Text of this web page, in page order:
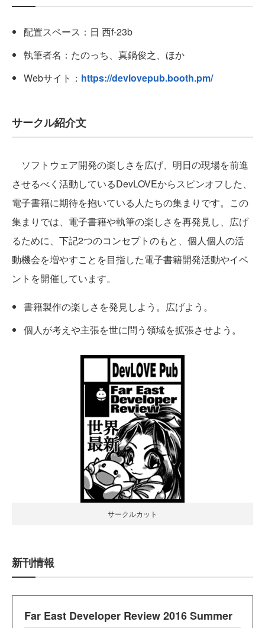
配置スペース：日 西f-23b
執筆者名：たのっち、真鍋俊之、ほか
Webサイト： https://devlovepub.booth.pm/
サークル紹介文
ソフトウェア開発の楽しさを広げ、明日の現場を前進
させるべく活動しているDevLOVEからスピンオフした、
電子書籍に期待を抱いている人たちの集まりです。この
集まりでは、電子書籍や執筆の楽しさを再発見し、広げ
るために、下記2つのコンセプトのもと、個人個人の活
動機会を増やすことを目指した電子書籍開発活動やイベ
ントを開催しています。
書籍製作の楽しさを発見しよう。広げよう。
個人が考えや主張を世に問う領域を拡張させよう。
サークルカット
新刊情報
Far East Developer Review 2016 Summer